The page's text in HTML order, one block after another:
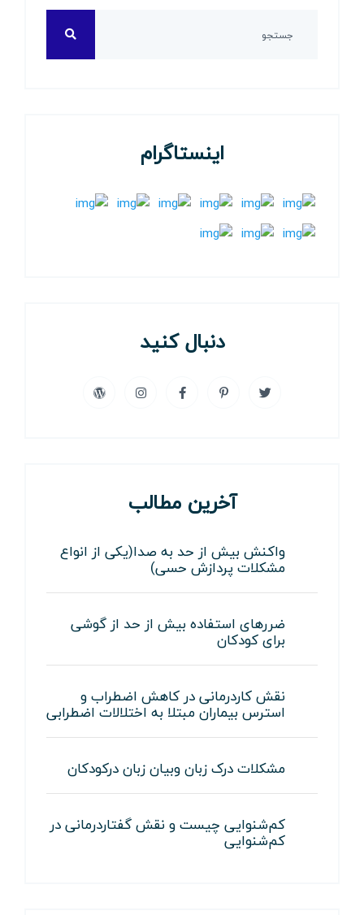
اینستاگرام
دنبال کنید
آخرین مطالب
واکنش بیش از حد به صدا(یکی از انواع
مشکلات پردازش حسی)
ضررهای استفاده بیش از حد از گوشی
برای کودکان
نقش کاردرمانی در کاهش اضطراب و
استرس بیماران مبتلا به اختلالات اضطرابی
مشکلات درک زبان وبیان زبان درکودکان
کم‌شنوایی چیست و نقش گفتاردرمانی در
کم‌شنوایی